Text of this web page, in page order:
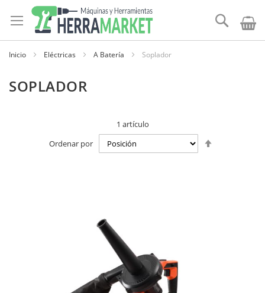
al
contenido
Buscar
Inicio Eléctricas A Batería Soplador
SOPLADOR
1 artículo
Ordenar por